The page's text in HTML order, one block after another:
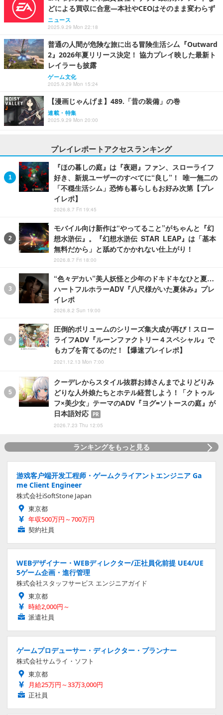
どによる買収に合意―本社やCEOはそのまま変わらず
ニュース
2025.9.29 Mon 22:18
普通の人間が危険な旅に出る冒険生活シ厶『Outward
2』2026年夏リリース決定！ 協力プレイ映した最新ト
レイラーも披露
ゲーム文化
2025.9.29 Mon 15:24
【漫画じゃんげま】489.「昔の装備」の巻
連載・特集
2025.9.29 Mon 20:00
プレイレポートアクセスランキング
『ほの暮しの庭』は『夜廻』ファン、スローライフ
好き、新規ユーザーのすべてに“良し”！ 唯一無二の
「不穏生活シム」恐怖も暮らしもお好み次第【プレ
イレポ】
2026.8.7 Fri 19:45
モバイル向け新作は“やってること”がちゃんと『幻
想水滸伝』。『幻想水滸伝 STAR LEAP』は「基本
無料だから」と舐めてかかれない仕上がり！
2026.8.7 Fri 18:00
“色々デカい”美人妖怪と少年のドキドキなひと夏…
ハートフルホラーADV『八尺様がいた夏休み』プレ
イレポ
2026.8.2 Sun 19:00
圧倒的ボリュームのシリーズ集大成が再び！スロー
ライフADV『ルーンファクトリー４スペシャル』で
もカブを育てるのだ！【爆速プレイレポ】
2021.12.13 Mon 7:00
クーデレからスタイル抜群お姉さんまでよりどりみ
どりな人外娘たちとホテル経営しよう！「クトゥル
フ×美少女」テーマのADV『ヨグ=ソトースの庭』が
日本語対応
PR
2026.7.23 Thu 12:05
ランキングをもっと見る
游戏客户端开发工程师・ゲームクライアントエンジニア Ga
me Client Engineer
株式会社iSoftStone Japan
東京都
年収500万円～700万円
契約社員
WEBデザイナー・WEBディレクター/正社員化前提 UE4/UE
5ゲーム企画・進行管理
株式会社スタッフサービス エンジニアガイド
東京都
時給2,000円～
派遣社員
ゲームプロデューサー・ディレクター・プランナー
株式会社サムライ・ソフト
東京都
月給25万円～33万3,000円
正社員